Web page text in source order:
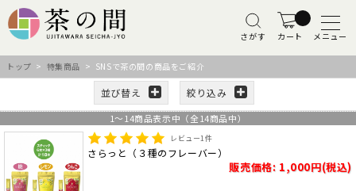
さがす カート メニュー
トップ > 特集商品 > SNSで茶の間の商品をご紹介
並び替え 絞り込み
1～ 14商品表示中（全 14商品中）
レビュー1件
さらっと（３種のフレーバー）
販売価格: 1,000円(税込)